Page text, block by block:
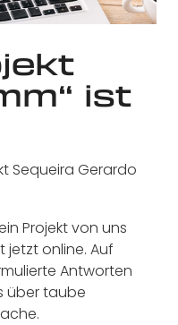
ist
Sequeira Gerardo
Projekt von uns
jetzt online. Auf
Antworten
über taube